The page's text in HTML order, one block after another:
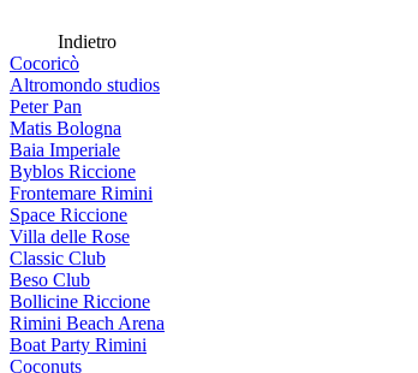
Indietro
Cocoricò
Altromondo studios
Peter Pan
Matis Bologna
Baia Imperiale
Byblos Riccione
Frontemare Rimini
Space Riccione
Villa delle Rose
Classic Club
Beso Club
Bollicine Riccione
Rimini Beach Arena
Boat Party Rimini
Coconuts